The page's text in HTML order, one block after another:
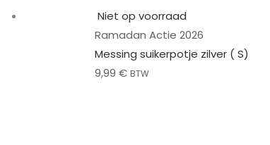
Niet op voorraad
Ramadan Actie 2026
Messing suikerpotje zilver ( S)
9,99€ BTW